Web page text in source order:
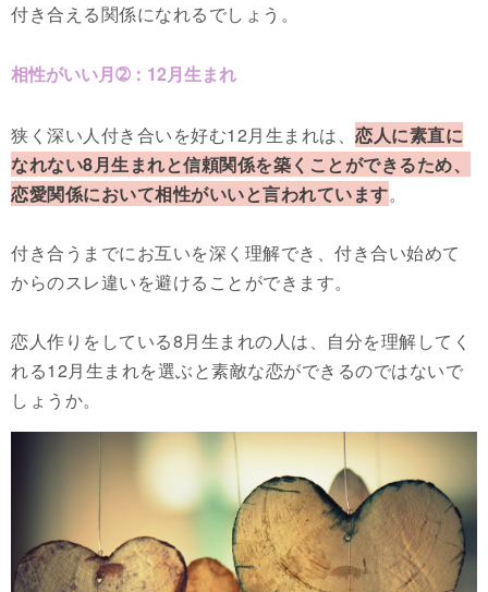
付き合える関係になれるでしょう。
相性がいい月➁：12月生まれ
狭く深い人付き合いを好む12月生まれは、 恋人に素直に
なれない8月生まれと信頼関係を築くことができるため、
恋愛関係において相性がいいと言われています。
付き合うまでにお互いを深く理解でき、付き合い始めて
からのスレ違いを避けることができます。
恋人作りをしている8月生まれの人は、自分を理解してく
れる12月生まれを選ぶと素敵な恋ができるのではないで
しょうか。